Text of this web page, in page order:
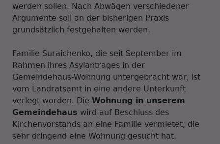
werden sollen. Nach Abwägen verschiedener
Argumente soll an der bisherigen Praxis
grundsätzlich festgehalten werden.
Familie Suraichenko, die seit September im
Rahmen ihres Asylantrages in der
Gemeindehaus-Wohnung untergebracht war, ist
vom Landratsamt in eine andere Unterkunft
verlegt worden. Die Wohnung in unserem
Gemeindehaus wird auf Beschluss des
Kirchenvorstands an eine Familie vermietet, die
sehr dringend eine Wohnung gesucht hat.